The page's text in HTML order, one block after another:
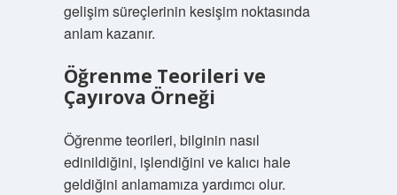
gelişim süreçlerinin kesişim noktasında
anlam kazanır.
Öğrenme Teorileri ve
Çayırova Örneği
Öğrenme teorileri, bilginin nasıl
edinildiğini, işlendiğini ve kalıcı hale
geldiğini anlamamıza yardımcı olur.